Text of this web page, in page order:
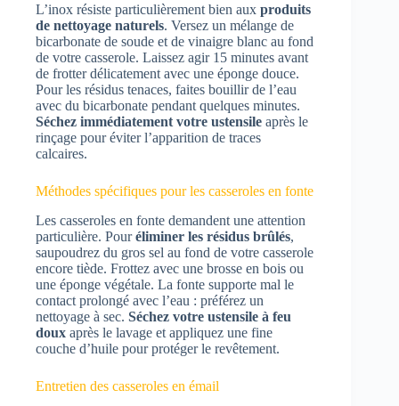
L’inox résiste particulièrement bien aux produits
de nettoyage naturels. Versez un mélange de
bicarbonate de soude et de vinaigre blanc au fond
de votre casserole. Laissez agir 15 minutes avant
de frotter délicatement avec une éponge douce.
Pour les résidus tenaces, faites bouillir de l’eau
avec du bicarbonate pendant quelques minutes.
Séchez immédiatement votre ustensile après le
rinçage pour éviter l’apparition de traces
calcaires.
Méthodes spécifiques pour les casseroles en fonte
Les casseroles en fonte demandent une attention
particulière. Pouréliminer les résidus brûlés,
saupoudrez du gros sel au fond de votre casserole
encore tiède. Frottez avec une brosse en bois ou
une éponge végétale. La fonte supporte mal le
contact prolongé avec l’eau : préférez un
nettoyage à sec. Séchez votre ustensile à feu
doux après le lavage et appliquez une fine
couche d’huile pour protéger le revêtement.
Entretien des casseroles en émail